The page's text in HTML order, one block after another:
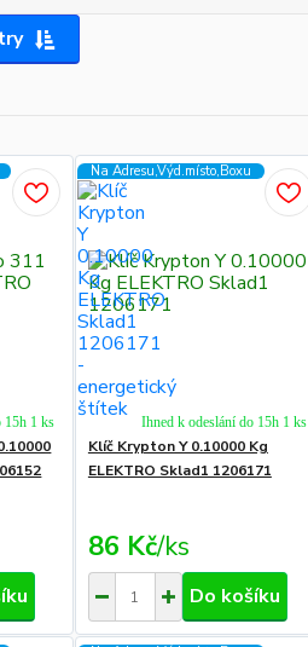
15h 1 ks
Na Adresu,Výd.místo,Boxu
Klíč Krypton Y 0.10000 Kg
ELEKTRO Sklad1 1206171
86 Kč/ks
Ihned k odeslání do 15h 1 ks
Do košíku